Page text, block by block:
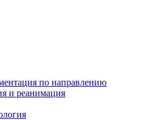
по направлению
и реанимация